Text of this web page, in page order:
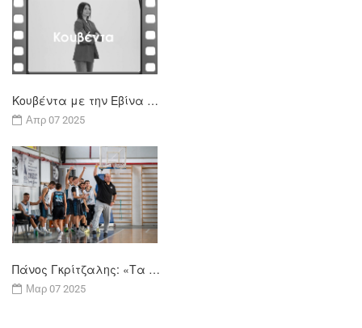
Κουβέντα με την Εβίνα …
Απρ 07 2025
Πάνος Γκρίτζαλης: «Τα …
Μαρ 07 2025